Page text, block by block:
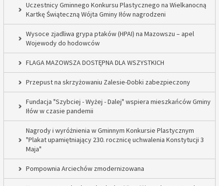
Uczestnicy Gminnego Konkursu Plastycznego na Wielkanocną
Kartkę Świąteczną Wójta Gminy Iłów nagrodzeni
Wysoce zjadliwa grypa ptaków (HPAI) na Mazowszu – apel
Wojewody do hodowców
FLAGA MAZOWSZA DOSTĘPNA DLA WSZYSTKICH
Przepust na skrzyżowaniu Zalesie-Dobki zabezpieczony
Fundacja "Szybciej - Wyżej - Dalej" wspiera mieszkańców Gminy
Iłów w czasie pandemii
Nagrody i wyróżnienia w Gminnym Konkursie Plastycznym
"Plakat upamiętniający 230. rocznicę uchwalenia Konstytucji 3
Maja"
Pompownia Arciechów zmodernizowana